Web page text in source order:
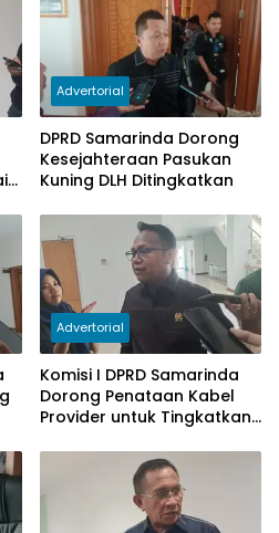
Advertorial
DPRD Samarinda Dorong
Kesejahteraan Pasukan
Kuning DLH Ditingkatkan
Advertorial
Komisi I DPRD Samarinda
Dorong Penataan Kabel
Provider untuk Tingkatkan